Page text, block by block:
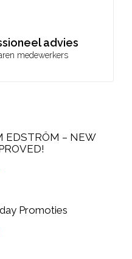
advies
medewerkers
EDSTRÖM – NEW
Promoties